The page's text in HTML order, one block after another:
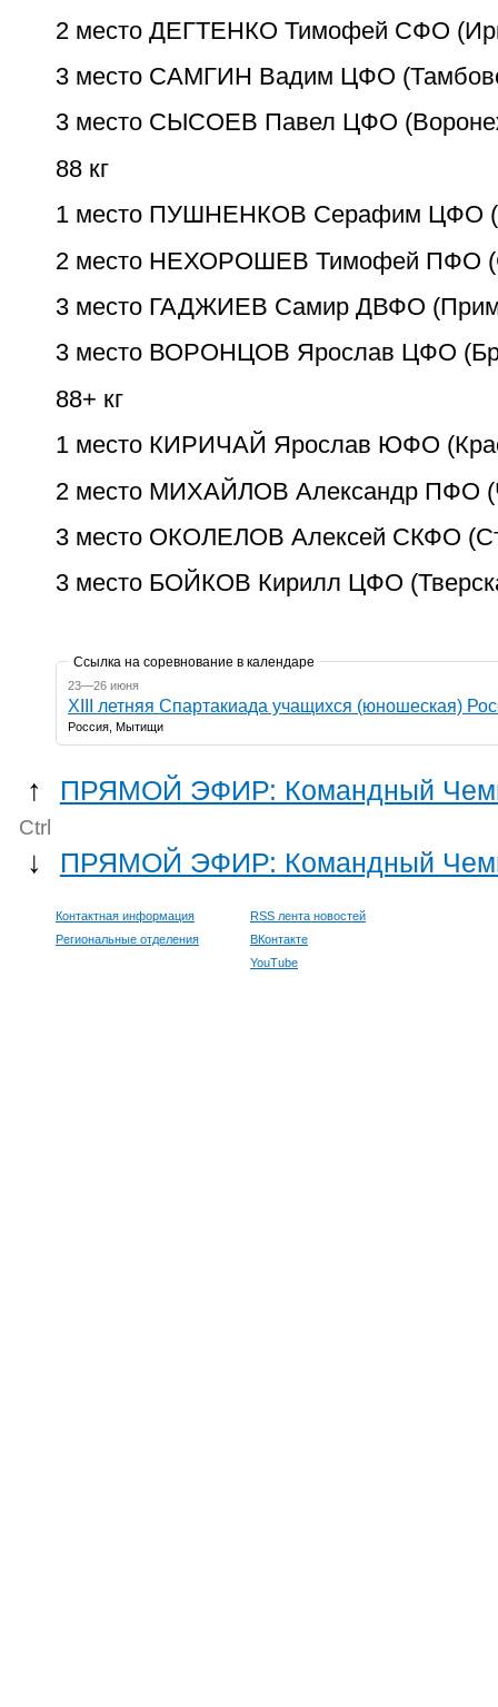
2 место ДЕГТЕНКО Тимофей СФО
3 место САМГИН Вадим ЦФО
3 место СЫСОЕВ Павел ЦФО
88 кг
1 место ПУШНЕНКОВ Серафим ЦФО
2 место НЕХОРОШЕВ Тимофей ПФО
3 место ГАДЖИЕВ Самир ДВФО
3 место ВОРОНЦОВ Ярослав ЦФО
88+ кг
1 место КИРИЧАЙ Ярослав ЮФО
2 место МИХАЙЛОВ Александр ПФО
3 место ОКОЛЕЛОВ Алексей СКФО
3 место БОЙКОВ Кирилл ЦФО
Ссылка на соревнование в календаре
23—26 июня
XIII летняя Спартакиада учащихся (юношеская)
Россия, Мытищи
↑ ПРЯМОЙ ЭФИР: Командный
Ctrl
↓ ПРЯМОЙ ЭФИР: Командный
Контактная информация
Региональные отделения
RSS лента новостей
ВКонтакте
YouTube